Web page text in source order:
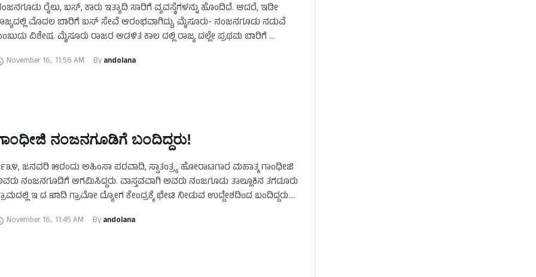
ರೈಲು, ಬಸ್‌, ಕಾರು ಇತ್ಯಾದಿ ಸಾರಿಗೆ ವ್ಯವಸ್ಥೆಗಳನ್ನು ಹೊಂದಿದೆ. ಆದರೆ, ಇಡೀ
ಮೊದಲ ಬಾರಿಗೆ ಬಸ್‌ ಸೇವೆ ಆರಂಭವಾಗಿದ್ದು, ಮೈಸೂರು- ನಂಜನಗೂಡು ನಡುವೆ
ವಿಶೇಷ. ಮೈಸೂರು ರಾಜರ ಆಡಳಿತ ಕಾಲ ದಲ್ಲಿ ರಾಜ್ಯ ದಲ್ಲೇ ಪ್ರಥಮ ಬಾರಿಗೆ …
November 16, 11:56 AM By andolana
ನಂಜನಗೂಡಿಗೆ ಬಂದಿದ್ದರು!
ಜನವರಿ ೫ರಂದು ಅಹಿಂಸಾ ಪರವಾದಿ, ಸ್ವಾತಂತ್ರ್ಯ ಹೋರಾಟಗಾರ ಮಹಾತ್ಮ ಗಾಂಧೀಜಿ
ನಂಜನಗೂಡಿಗೆ ಆಗಮಿಸಿದ್ದರು. ವಾಸ್ತವವಾಗಿ ಅವರು ನಂಜಗೂಡು ತಾಲ್ಲೂಕಿನ ತಗಡೂರು
ಇ ದ ಖಾದಿ ಗ್ರಾಮೋ ದ್ಯೋಗ ಕೇಂದ್ರಕ್ಕೆ ಭೇಟಿ ನೀಡುವ ಉದ್ದೇಶದಿಂದ ಬಂದಿದ್ದರು.
November 16, 11:45 AM By andolana